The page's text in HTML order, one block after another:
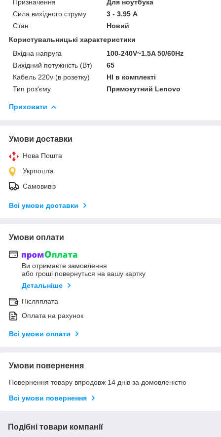
Призначення
Для ноутбука
Сила вихідного струму
3 - 3.95 А
Стан
Новий
Користувальницькі характеристики
Вхідна напруга
100-240V~1.5A 50/60Hz
Вихідний потужність (Вт)
65
Кабель 220v (в розетку)
НІ в комплекті
Тип роз'єму
Прямокутний Lenovo
Приховати
Умови доставки
Нова Пошта
Укрпошта
Самовивіз
Всі умови доставки
Умови оплати
Ви отримаєте замовлення
або гроші повернуться на вашу картку
Детальніше
Післяплата
Оплата на рахунок
Всі умови оплати
Умови повернення
Повернення товару впродовж 14 днів за домовленістю
Всі умови повернення
Подібні товари компанії